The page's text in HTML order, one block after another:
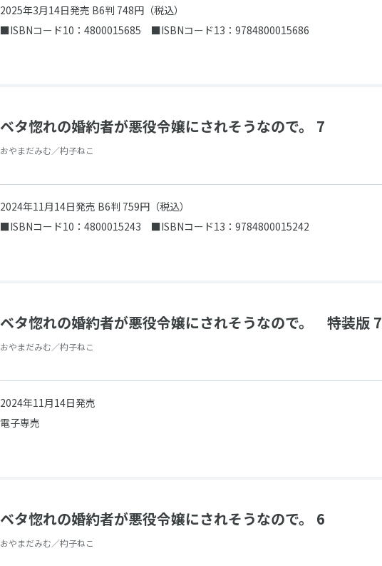
2025年3月14日発売 B6判 748円（税込）
■ISBNコード10：4800015685 ■ISBNコード13：9784800015686
ベタ惚れの婚約者が悪役令嬢にされそうなので。 7
おやまだみむ／杓子ねこ
2024年11月14日発売 B6判 759円（税込）
■ISBNコード10：4800015243 ■ISBNコード13：9784800015242
ベタ惚れの婚約者が悪役令嬢にされそうなので。 特装版 7
おやまだみむ／杓子ねこ
2024年11月14日発売
電子専売
ベタ惚れの婚約者が悪役令嬢にされそうなので。 6
おやまだみむ／杓子ねこ